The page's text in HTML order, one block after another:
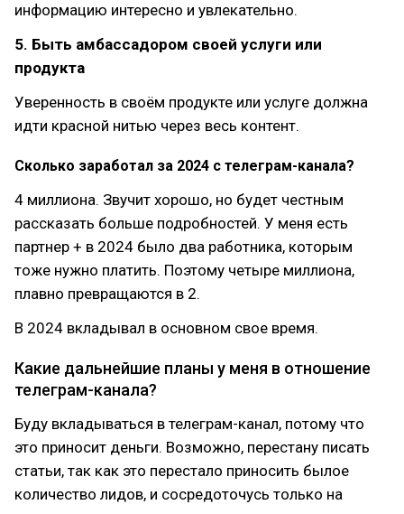
информацию интересно и увлекательно.
5. Быть амбассадором своей услуги или
продукта
Уверенность в своём продукте или услуге должна
идти красной нитью через весь контент.
Сколько заработал за 2024 с телеграм-канала?
4 миллиона. Звучит хорошо, но будет честным
рассказать больше подробностей. У меня есть
партнер + в 2024 было два работника, которым
тоже нужно платить. Поэтому четыре миллиона,
плавно превращаются в 2.
В 2024 вкладывал в основном свое время.
Какие дальнейшие планы у меня в отношение
телеграм-канала?
Буду вкладываться в телеграм-канал, потому что
это приносит деньги. Возможно, перестану писать
статьи, так как это перестало приносить былое
количество лидов, и сосредоточусь только на